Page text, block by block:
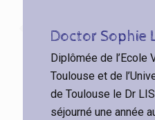
Doctor Sophie
Diplômée de l’Ecole
Toulouse et de
de Toulouse le Dr
séjourné une année